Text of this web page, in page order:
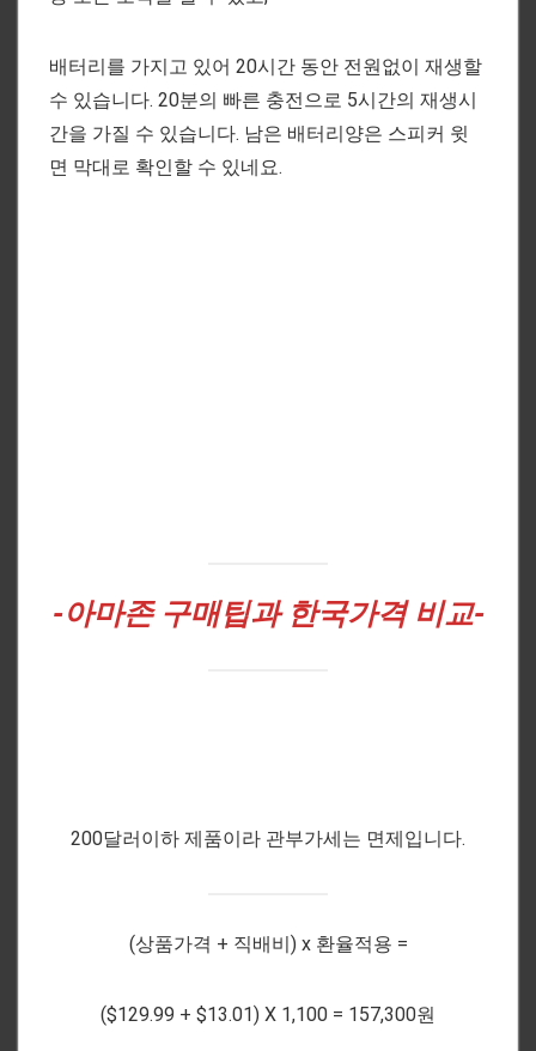
배터리를 가지고 있어 20시간 동안 전원없이 재생할
수 있습니다. 20분의 빠른 충전으로 5시간의 재생시
간을 가질 수 있습니다. 남은 배터리양은 스피커 윗
면 막대로 확인할 수 있네요.
-아마존 구매팁과 한국가격 비교-
200달러이하 제품이라 관부가세는 면제입니다.
(상품가격 + 직배비) x 환율적용 =
($129.99 + $13.01) X 1,100 = 157,300원